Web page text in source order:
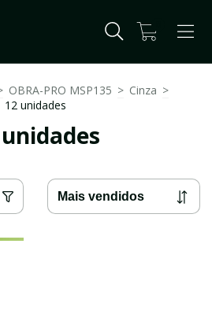
OBRA-PRO MSP135 > Cinza >
12 unidades